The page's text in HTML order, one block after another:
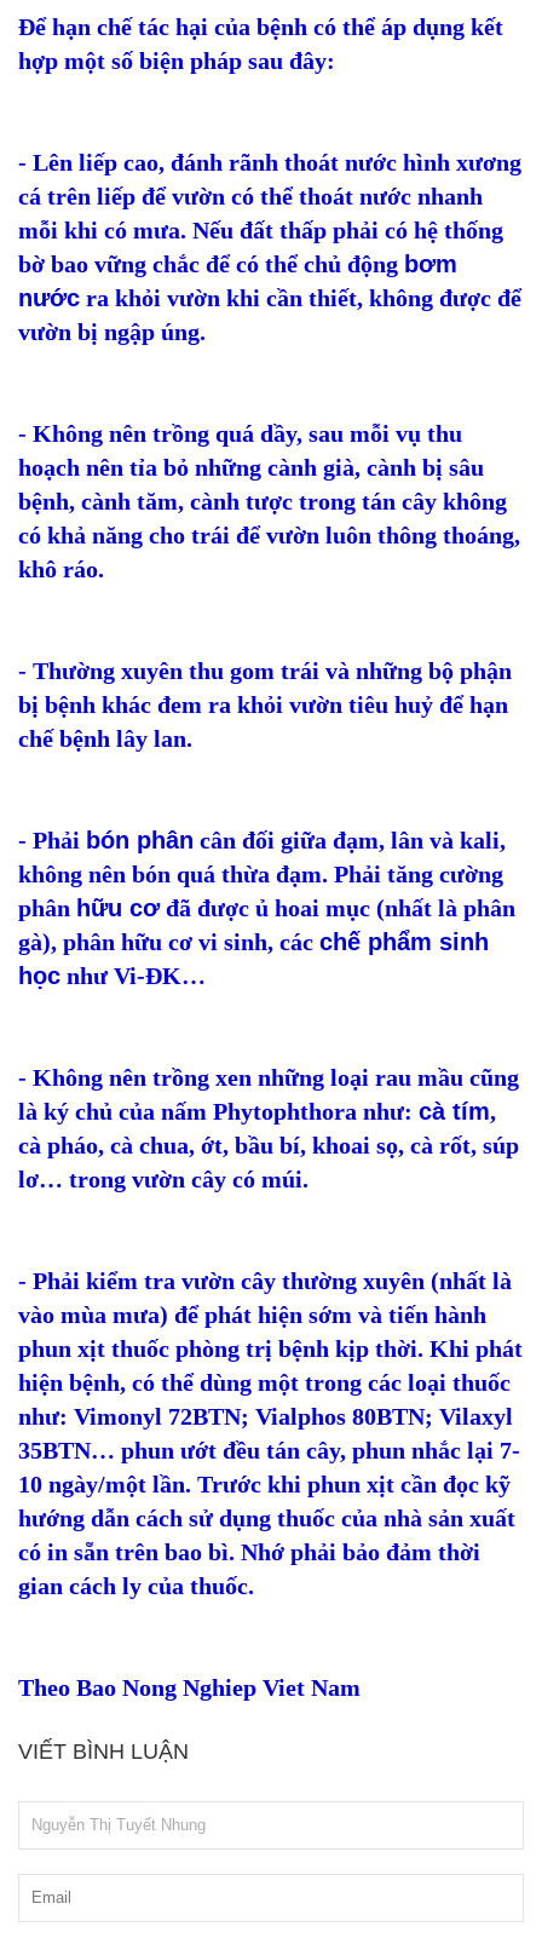
Để hạn chế tác hại của bệnh có thể áp dụng kết
hợp một số biện pháp sau đây:
- Lên liếp cao, đánh rãnh thoát nước hình xương
cá trên liếp để vườn có thể thoát nước nhanh
mỗi khi có mưa. Nếu đất thấp phải có hệ thống
bờ bao vững chắc để có thể chủ động bơm
nước ra khỏi vườn khi cần thiết, không được để
vườn bị ngập úng.
- Không nên trồng quá dầy, sau mỗi vụ thu
hoạch nên tỉa bỏ những cành già, cành bị sâu
bệnh, cành tăm, cành tược trong tán cây không
có khả năng cho trái để vườn luôn thông thoáng,
khô ráo.
- Thường xuyên thu gom trái và những bộ phận
bị bệnh khác đem ra khỏi vườn tiêu huỷ để hạn
chế bệnh lây lan.
- Phải bón phân cân đối giữa đạm, lân và kali,
không nên bón quá thừa đạm. Phải tăng cường
phân hữu cơđã được ủ hoai mục (nhất là phân
gà), phân hữu cơ vi sinh, các chế phẩm sinh
học như Vi-ĐK…
- Không nên trồng xen những loại rau mầu cũng
là ký chủ của nấm Phytophthora như: cà tím,
cà pháo, cà chua, ớt, bầu bí, khoai sọ, cà rốt, súp
lơ… trong vườn cây có múi.
- Phải kiểm tra vườn cây thường xuyên (nhất là
vào mùa mưa) để phát hiện sớm và tiến hành
phun xịt thuốc phòng trị bệnh kịp thời. Khi phát
hiện bệnh, có thể dùng một trong các loại thuốc
như: Vimonyl 72BTN; Vialphos 80BTN; Vilaxyl
35BTN… phun ướt đều tán cây, phun nhắc lại 7-
10 ngày/một lần. Trước khi phun xịt cần đọc kỹ
hướng dẫn cách sử dụng thuốc của nhà sản xuất
có in sẵn trên bao bì. Nhớ phải bảo đảm thời
gian cách ly của thuốc.
Theo Bao Nong Nghiep Viet Nam
VIẾT BÌNH LUẬN